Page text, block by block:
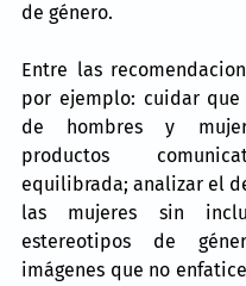
de género.
Entre las
por ejemplo: cuidar
de hombres y
productos
equilibrada; analizar el
las mujeres sin
estereotipos de
imágenes que no